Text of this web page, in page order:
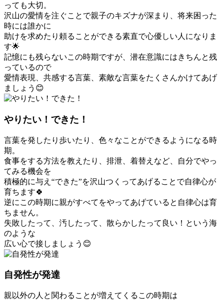
っても大切。
沢山の愛情を注ぐことで親子のキズナが深まり、将来困った
時には誰かに
助けを求めたり頼ることができる素直で心優しい人になりま
す🌟
記憶にも残らないこの時期ですが、潜在意識にはきちんと残
っているので
愛情表現、共感する言葉、素敵な言葉をたくさんかけてあげ
ましょう 😊
やりたい！できた！
言葉を発したり歩いたり、色々なことができるようになる時
期。
食事をする方法を教えたり、排泄、着替えなど、自分でやっ
てみる機会を
積極的に与え“できた”を沢山つくってあげることで自律心が
育ちます🍀
逆にこの時期に親がすべてをやってあげていると自律心は育
ちません。
失敗したって、汚したって、散らかしたって良い！という海
のような
広い心で接しましょう 😊
自発性が発達
親以外の人と関わることが増えてくるこの時期は